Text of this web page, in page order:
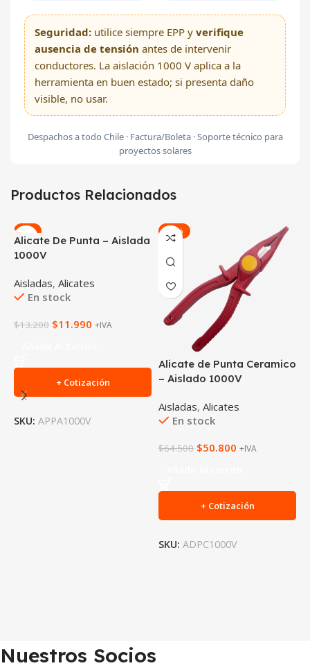
Seguridad: utilice siempre EPP y verifique
ausencia de tensión antes de intervenir
conductores. La aislación 1000 V aplica a la
herramienta en buen estado; si presenta daño
visible, no usar.
Despachos a todo Chile · Factura/Boleta · Soporte técnico para
proyectos solares
Productos Relacionados
-9%
Alicate De Punta – Aislada
1000V
Aisladas, Alicates
En stock
$13.200 $11.990 +IVA
+ Cotización
SKU: APPA1000V
-21%
Alicate de Punta Ceramico
– Aislado 1000V
Aisladas, Alicates
En stock
$64.500 $50.800 +IVA
+ Cotización
SKU: ADPC1000V
Nuestros Socios